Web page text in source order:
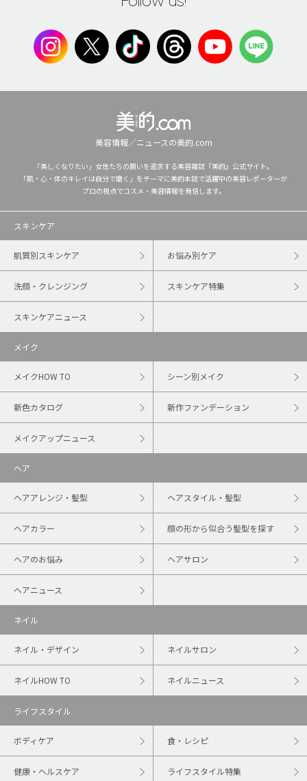
美容情報／ニュースの美的.com
「美しくなりたい」女性たちの願いを追求する美容雑誌『美的』公式サイト。
「肌・心・体のキレイは自分で磨く」をテーマに美的本誌で活躍中の美容レポーターが
プロの視点でコスメ・美容情報を発信します。
スキンケア
肌質別スキンケア お悩み別ケア
洗顔・クレンジング スキンケア特集
スキンケアニュース
メイク
メイクHOW TO シーン別メイク
新色カタログ 新作ファンデーション
メイクアップニュース
ヘア
ヘアアレンジ・髪型 ヘアスタイル・髪型
ヘアカラー 顔の形から似合う髪型を探す
ヘアのお悩み ヘアサロン
ヘアニュース
ネイル
ネイル・デザイン ネイルサロン
ネイルHOW TO ネイルニュース
ライフスタイル
ボディケア 食・レシピ
健康・ヘルスケア ライフスタイル特集